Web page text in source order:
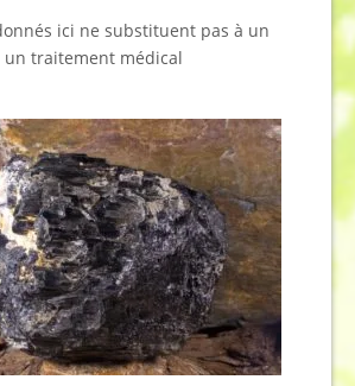
ici ne substituent pas à un
un traitement médical